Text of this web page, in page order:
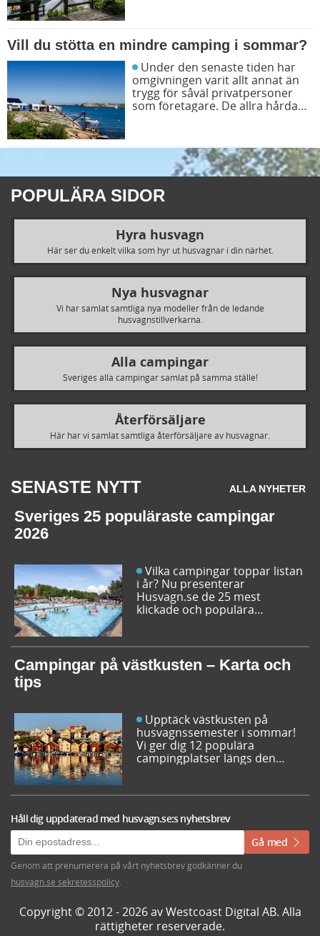
viktigt att du inte glömmer vissa
saker. Här kan du läsa om ett
gäng värdefulla tips som ser till
att du är väl förberedd - en guide
inför campingsäsongen!
Vill du stötta en mindre camping i sommar?
omgivningen varit allt annat än
trygg för såväl privatpersoner
som företagare. De allra hårdast
på sin plats att “support your
local camping site i sommar”?
Här hittar du ett urval av svenska
än 60 campingtomter!
POPULÄRA SIDOR
Hyra husvagn
Här ser du enkelt vilka som hyr ut husvagnar i din närhet.
Nya husvagnar
Vi har samlat samtliga nya modeller från de ledande
husvagnstillverkarna.
Alla campingar
Sveriges alla campingar samlat på samma ställe!
Återförsäljare
Här har vi samlat samtliga återförsäljare av husvagnar.
SENASTE NYTT ALLA NYHETER
Sveriges 25 populäraste campingar
2026
Vilka campingar toppar listan
i år? Nu presenterar
Husvagn.se de 25 mest
klickade och populära
inspireras av campingfolkets
egna favoriter och hitta din
nästa favorit redan idag!
Campingar på västkusten – Karta och
tips
husvagnssemester i sommar!
Vi ger dig 12 populära
campingplatser längs den
campingar längst västkusten
Håll dig uppdaterad med husvagn.se:s nyhetsbrev
Gå med
Genom att prenumerera på vårt nyhetsbrev godkänner du
husvagn.se sekretesspolicy
Copyright © 2012 - 2026 av Westcoast Digital AB. Alla
rättigheter reserverade.